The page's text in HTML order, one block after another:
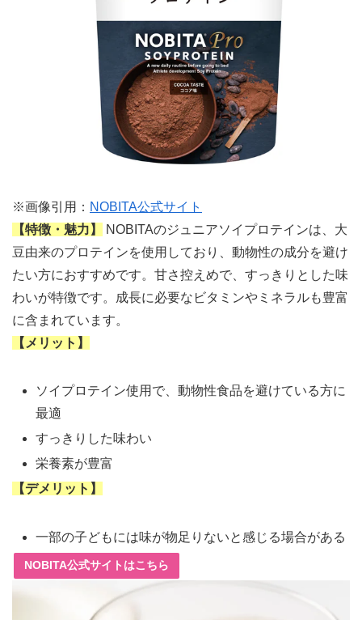
※画像引用： NOBITA公式サイト
【特徴・魅力】
NOBITAのジュニアソイプロテインは、大
豆由来のプロテインを使用しており、動物性の成分を避け
たい方におすすめです。甘さ控えめで、すっきりとした味
わいが特徴です。成長に必要なビタミンやミネラルも豊富
に含まれています。
【メリット】
ソイプロテイン使用で、動物性食品を避けている方に
最適
すっきりした味わい
栄養素が豊富
【デメリット】
一部の子どもには味が物足りないと感じる場合がある
NOBITA公式サイトはこちら